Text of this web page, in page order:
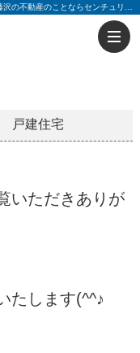
戸建住宅
いただきありが
たします(^^♪